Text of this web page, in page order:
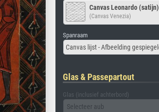
Canvas Leonardo (satijn)
(Canvas Venezia)
Spanraam
Glas & Passepartout
Glas (inclusief achterbord)
Selecteer aub